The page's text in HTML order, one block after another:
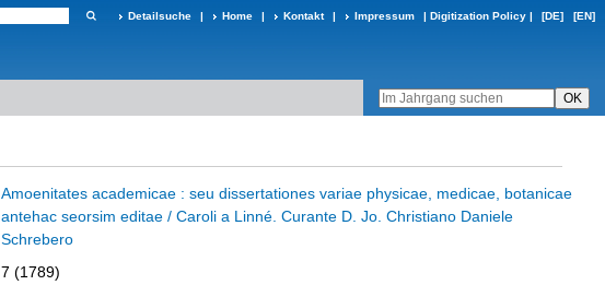
Detailsuche | Home | Kontakt | Impressum | Digitization Policy | [DE] [EN]
Amoenitates academicae : seu dissertationes variae physicae, medicae, botanicae
antehac seorsim editae / Caroli a Linné. Curante D. Jo. Christiano Daniele
Schrebero
7 (1789)